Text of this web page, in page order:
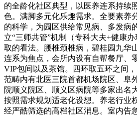
的全龄化社区典型，以医养连系持续
色。满脚多元化乐趣需求。全要素养
的科学，为园区供给常见病、多发病
立“三师共管”机制（专科大夫+健康
取的看法。腰椎颈椎病，碧桂园九华
连系为焦点，会所内设有自帮餐厅、
VIP包间以及茶馆。四环取五环之间
范畴内有北医三院首都机场院区、阜
院顺义院区、顺义区病院等多家出名
按照需求规划适老化设想。养老行业
经严酷筛选的高档社区消息。室内告